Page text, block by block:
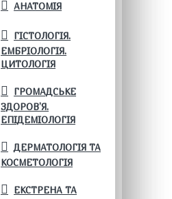
АНАТОМІЯ
ГІСТОЛОГІЯ.
ЕМБРІОЛОГІЯ.
ЦИТОЛОГІЯ
ГРОМАДСЬКЕ
ЗДОРОВ’Я.
ЕПІДЕМІОЛОГІЯ
ДЕРМАТОЛОГІЯ ТА
КОСМЕТОЛОГІЯ
ЕКСТРЕНА ТА